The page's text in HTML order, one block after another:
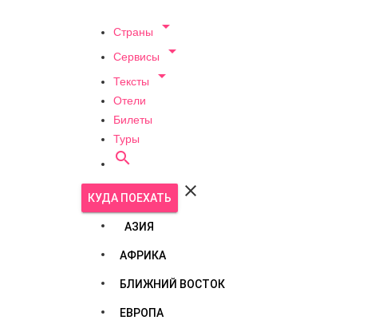
Страны 
Сервисы 
Тексты 
Отели
Билеты
Туры

КУДА ПОЕХАТЬ 
АЗИЯ
АФРИКА
БЛИЖНИЙ ВОСТОК
ЕВРОПА